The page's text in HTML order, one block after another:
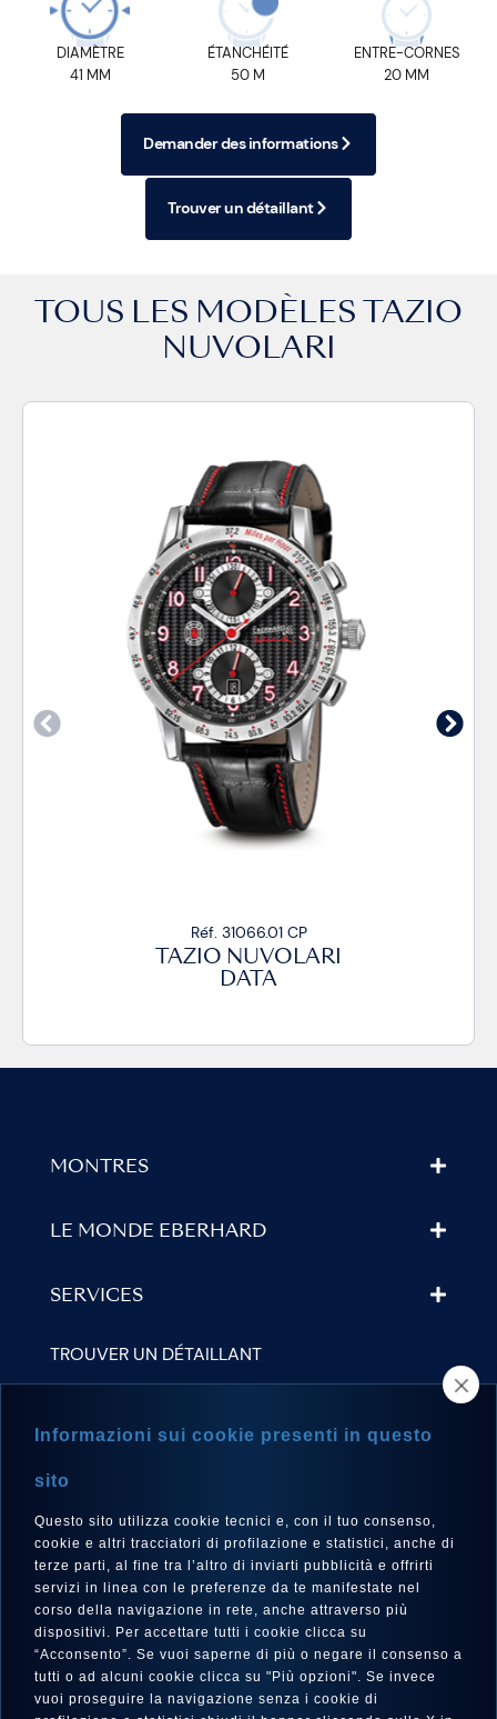
DIAMÈTRE
41 MM
ÉTANCHÉITÉ
50 M
ENTRE-CORNES
20 MM
Demander des informations
Trouver un détaillant
TOUS LES MODÈLES TAZIO
NUVOLARI
Réf. 31066.01 CP
TAZIO NUVOLARI
DATA
MONTRES
LE MONDE EBERHARD
SERVICES
TROUVER UN DÉTAILLANT
LANGUE
Français
SUIVEZ-NOUS SUR
Informazioni sui cookie presenti in questo
sito
Questo sito utilizza cookie tecnici e, con il tuo consenso,
cookie e altri tracciatori di profilazione e statistici, anche di
terze parti, al fine tra l’altro di inviarti pubblicità e offrirti
servizi in linea con le preferenze da te manifestate nel
corso della navigazione in rete, anche attraverso più
dispositivi. Per accettare tutti i cookie clicca su
“Acconsento”. Se vuoi saperne di più o negare il consenso a
tutti o ad alcuni cookie clicca su "Più opzioni". Se invece
vuoi proseguire la navigazione senza i cookie di